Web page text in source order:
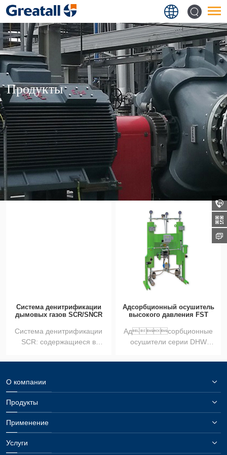
Продукты
Система денитрификации
дымовых газов SCR/SNCR
Система денитрификации
SCR: содержащиеся в
NOx...
Адсорбционный осушитель
высокого давления FST
Адсорбционные
осушители серии DHW
с...
О компании
Продукты
Применение
Услуги